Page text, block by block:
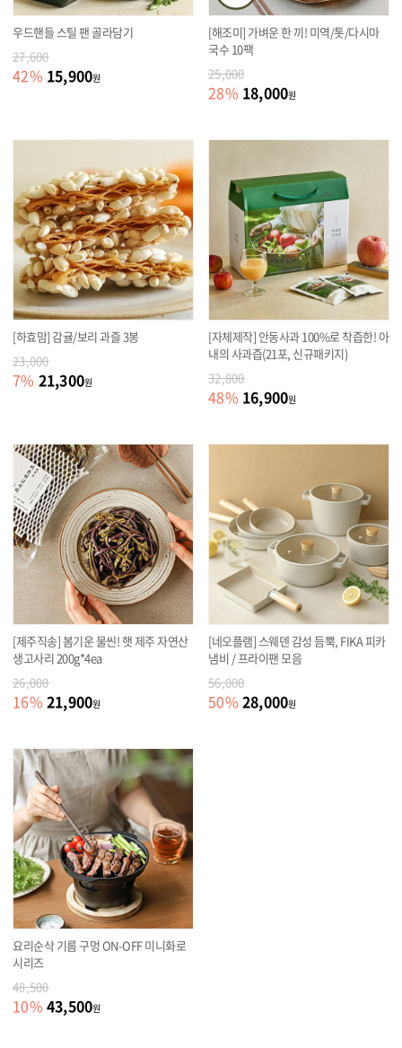
우드핸들 스틸 팬 골라담기
27,600
42% 15,900원
[해조미] 가벼운 한 끼! 미역/톳/다시마
국수 10팩
25,000
28% 18,000원
[하효맘] 감귤/보리 과즐 3봉
23,000
7% 21,300원
[자체제작] 안동사과 100%로 착즙한! 아
내의 사과즙(21포, 신규패키지)
32,800
48% 16,900원
[제주직송] 봄기운 물씬! 햇 제주 자연산
생고사리 200g*4ea
26,000
16% 21,900원
[네오플램] 스웨덴 감성 듬뿍, FIKA 피카
냄비 / 프라이팬 모음
56,000
50% 28,000원
요리순삭 기름 구멍 ON-OFF 미니화로
시리즈
48,500
10% 43,500원